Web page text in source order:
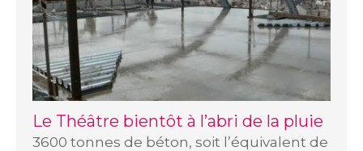
Le Théâtre bientôt à l’abri de la pluie
3600 tonnes de béton, soit l’équivalent de